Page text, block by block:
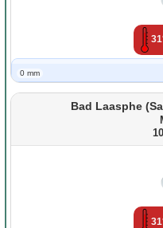
0 mm
Bad Laasphe